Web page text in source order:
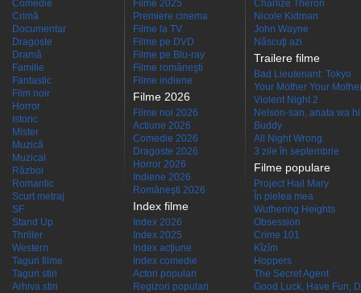
Comedie
Crimă
Documentar
Dragoste
Dramă
Familie
Fantastic
Film noir
Horror
Istoric
Mister
Muzică
Muzical
Război
Romantic
Scurt metraj
SF
Stand Up
Thriller
Western
Taguri filme
Taguri stiri
Arhiva stiri
Filme 2025
Premiere cinema
Filme la TV
Filme pe DVD
Filme pe Blu-ray
Filme româneşti
Filme indiene
Filme 2026
Filme noi 2026
Actiune 2026
Comedie 2026
Dragoste 2026
Horror 2026
Indiene 2026
Româneşti 2026
Index filme
Index 2026
Index 2025
Index acţiune
Index comedie
Actori populari
Regizori populari
Charlize Theron
Nicole Kidman
John Wayne
Născuţi azi
Trailere filme
Bad Lieutenant: Tokyo
Your Mother Your
Violent Night 2
Nelson-san, anata wa
Buddy
All Night Wrong
3 zile în septembrie
Filme populare
Project Hail Mary
În pielea mea
Wuthering Heights
Obsession
Crime 101
Kîzîm
Hoppers
The Secret Agent
Good Luck, Have Fun,